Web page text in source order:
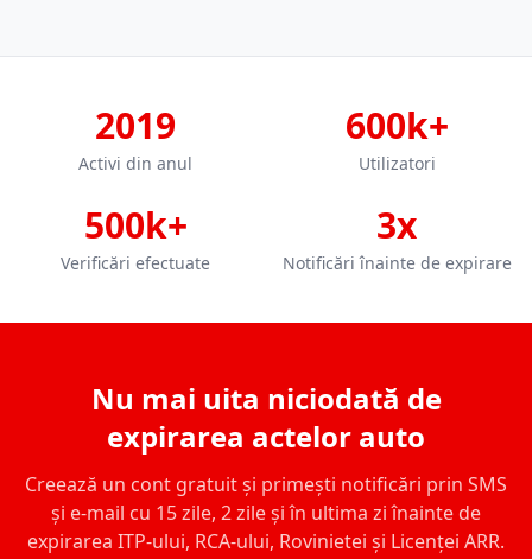
2019
Activi din anul
600k+
Utilizatori
500k+
Verificări efectuate
3x
Notificări înainte de expirare
Nu mai uita niciodată de
expirarea actelor auto
Creează un cont gratuit și primești notificări prin SMS
și e-mail cu 15 zile, 2 zile și în ultima zi înainte de
expirarea ITP-ului, RCA-ului, Rovinietei și Licenței ARR.